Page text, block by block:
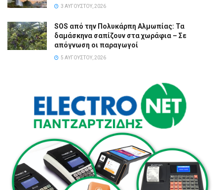
3 ΑΥΓΟΎΣΤΟΥ, 2026
SOS από την Πολυκάρπη Αλμωπίας: Τα
δαμάσκηνα σαπίζουν στα χωράφια – Σε
απόγνωση οι παραγωγοί
5 ΑΥΓΟΎΣΤΟΥ, 2026